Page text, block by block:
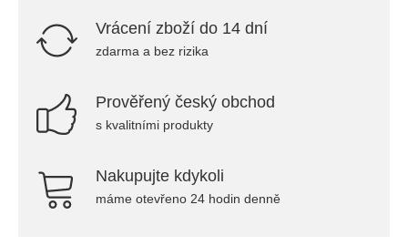
Vrácení zboží do 14 dní
zdarma a bez rizika
Prověřený český obchod
s kvalitními produkty
Nakupujte kdykoli
máme otevřeno 24 hodin denně